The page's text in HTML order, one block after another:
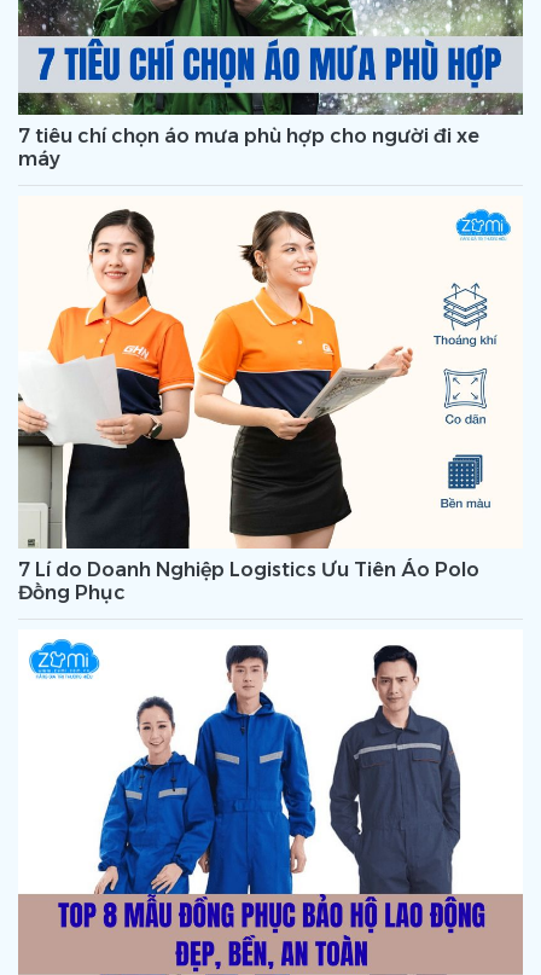
7 tiêu chí chọn áo mưa phù hợp cho người đi xe
máy
7 Lí do Doanh Nghiệp Logistics Ưu Tiên Áo Polo
Đồng Phục